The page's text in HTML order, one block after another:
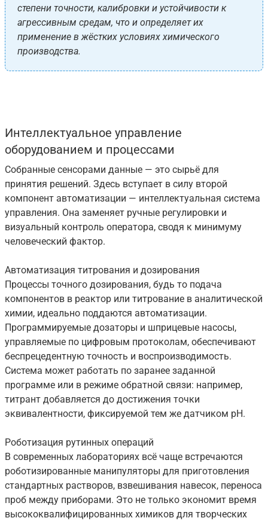
степени точности, калибровки и устойчивости к
агрессивным средам, что и определяет их
применение в жёстких условиях химического
производства.
Интеллектуальное управление
оборудованием и процессами
Собранные сенсорами данные — это сырьё для
принятия решений. Здесь вступает в силу второй
компонент автоматизации — интеллектуальная система
управления. Она заменяет ручные регулировки и
визуальный контроль оператора, сводя к минимуму
человеческий фактор.
Автоматизация титрования и дозирования
Процессы точного дозирования, будь то подача
компонентов в реактор или титрование в аналитической
химии, идеально поддаются автоматизации.
Программируемые дозаторы и шприцевые насосы,
управляемые по цифровым протоколам, обеспечивают
беспрецедентную точность и воспроизводимость.
Система может работать по заранее заданной
программе или в режиме обратной связи: например,
титрант добавляется до достижения точки
эквивалентности, фиксируемой тем же датчиком pH.
Роботизация рутинных операций
В современных лабораториях всё чаще встречаются
роботизированные манипуляторы для приготовления
стандартных растворов, взвешивания навесок, переноса
проб между приборами. Это не только экономит время
высококвалифицированных химиков для творческих